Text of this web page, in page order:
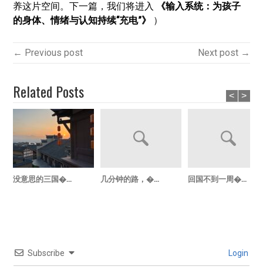
养这片空间。下一篇，我们将进入
《输入系统：为孩子
的身体、情绪与认知持续“充电”》
）
← Previous post Next post →
Related Posts
没意思的三国�... 几分钟的路，�... 回国不到一周�...
< >
Subscribe Login